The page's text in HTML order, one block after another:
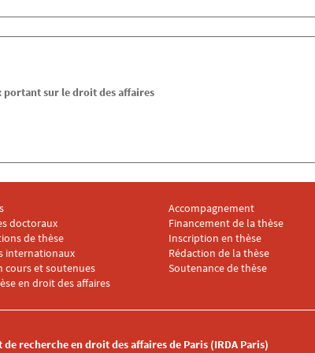
portant sur le droit des affaires
IRDA 3
doctoraux
de thèse
internationaux
cours et soutenues
en droit des affaires
Menu footer IRDA 4
Accompagnement
Financement de la thèse
Inscription en thèse
Rédaction de la thèse
Soutenance de thèse
recherche en droit des affaires de Paris (IRDA Paris)